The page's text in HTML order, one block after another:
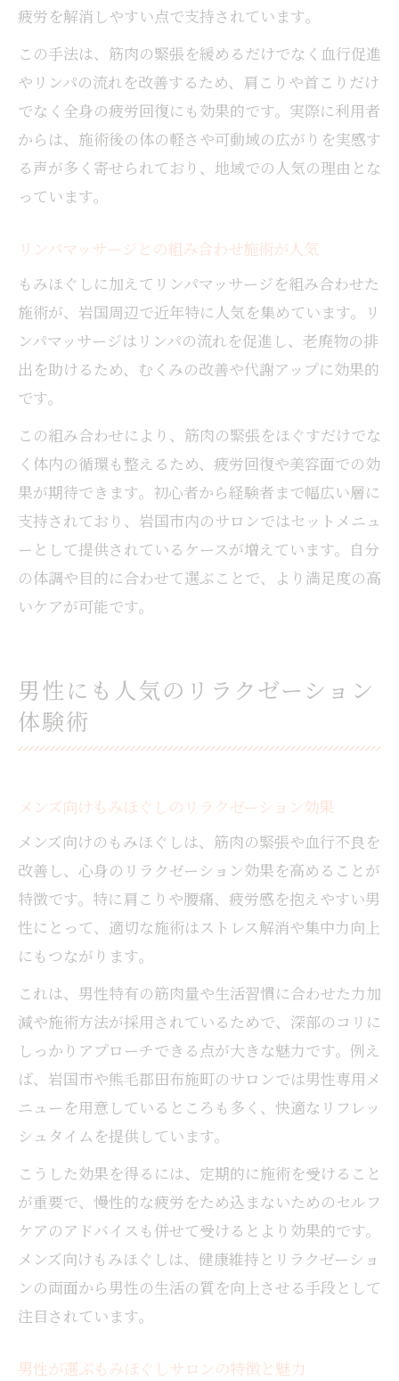
疲労を解消しやすい点で支持されています。
この手法は、筋肉の緊張を緩めるだけでなく血行促進
やリンパの流れを改善するため、肩こりや首こりだけ
でなく全身の疲労回復にも効果的です。実際に利用者
からは、施術後の体の軽さや可動域の広がりを実感す
る声が多く寄せられており、地域での人気の理由とな
っています。
リンパマッサージとの組み合わせ施術が人気
もみほぐしに加えてリンパマッサージを組み合わせた
施術が、岩国周辺で近年特に人気を集めています。リ
ンパマッサージはリンパの流れを促進し、老廃物の排
出を助けるため、むくみの改善や代謝アップに効果的
です。
この組み合わせにより、筋肉の緊張をほぐすだけでな
く体内の循環も整えるため、疲労回復や美容面での効
果が期待できます。初心者から経験者まで幅広い層に
支持されており、岩国市内のサロンではセットメニュ
ーとして提供されているケースが増えています。自分
の体調や目的に合わせて選ぶことで、より満足度の高
いケアが可能です。
男性にも人気のリラクゼーション
体験術
メンズ向けもみほぐしのリラクゼーション効果
メンズ向けのもみほぐしは、筋肉の緊張や血行不良を
改善し、心身のリラクゼーション効果を高めることが
特徴です。特に肩こりや腰痛、疲労感を抱えやすい男
性にとって、適切な施術はストレス解消や集中力向上
にもつながります。
これは、男性特有の筋肉量や生活習慣に合わせた力加
減や施術方法が採用されているためで、深部のコリに
しっかりアプローチできる点が大きな魅力です。例え
ば、岩国市や熊毛郡田布施町のサロンでは男性専用メ
ニューを用意しているところも多く、快適なリフレッ
シュタイムを提供しています。
こうした効果を得るには、定期的に施術を受けること
が重要で、慢性的な疲労をため込まないためのセルフ
ケアのアドバイスも併せて受けるとより効果的です。
メンズ向けもみほぐしは、健康維持とリラクゼーショ
ンの両面から男性の生活の質を向上させる手段として
注目されています。
男性が選ぶもみほぐしサロンの特徴と魅力